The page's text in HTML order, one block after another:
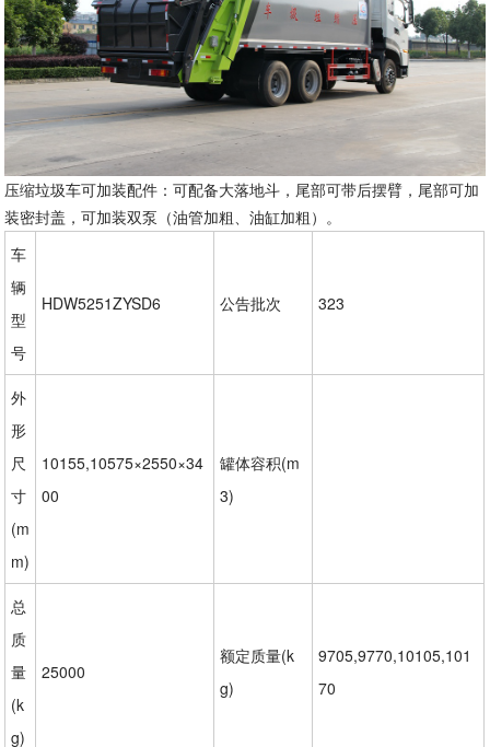
压缩垃圾车可加装配件：可配备大落地斗，尾部可带后摆臂，尾部可加
装密封盖，可加装双泵（油管加粗、油缸加粗）。
车
辆
型
号
HDW5251ZYSD6 公告批次 323
外
形
尺
寸
(m
m)
10155,10575×2550×34
00
罐体容积(m
3)
总
质
量
(k
g)
25000
额定质量(k
g)
9705,9770,10105,101
70